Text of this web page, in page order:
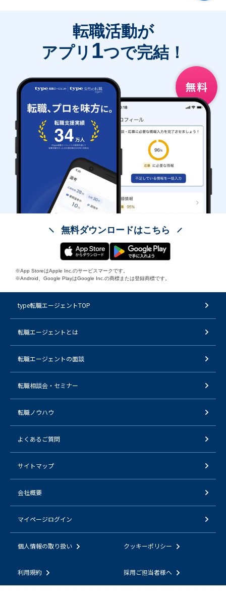
転職活動が
アプリ 1つで完結！
無料ダウンロードはこちら
※App StoreはApple Inc.のサービスマークです。
※Android、Google PlayはGoogle Inc.の商標または登録商標です。
type転職エージェントTOP
転職エージェントとは
転職エージェントの面談
転職相談会・セミナー
転職ノウハウ
よくあるご質問
サイトマップ
会社概要
マイページログイン
個人情報の取り扱い クッキーポリシー
利用規約 採用ご担当者様へ